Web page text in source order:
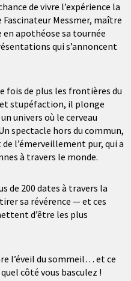
de vivre l’expérience la
Messmer, maître
apothéose sa tournée
qui s’annoncent
fois de plus les frontières du
stupéfaction, il plonge
univers où le cerveau
spectacle hors du commun,
l’émerveillement pur, qui a
à travers le monde.
de 200 dates à travers la
sa révérence — et ces
d’être les plus
l’éveil du sommeil… et ce
côté vous basculez !